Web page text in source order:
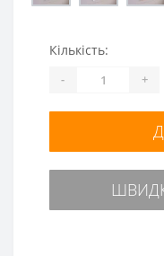
Кількість:
- +